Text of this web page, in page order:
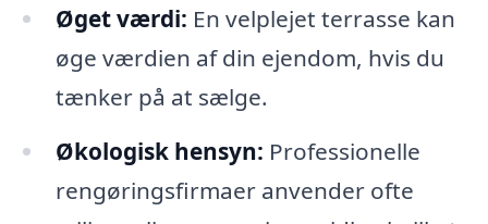
Øget værdi: En velplejet terrasse kan
øge værdien af din ejendom, hvis du
tænker på at sælge.
Økologisk hensyn: Professionelle
rengøringsfirmaer anvender ofte